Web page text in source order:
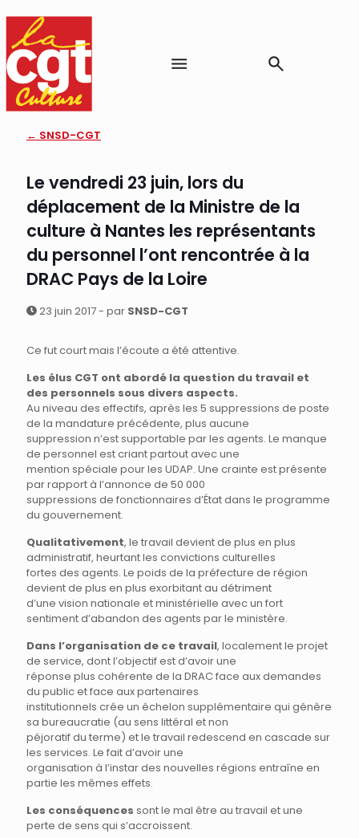
← SNSD-CGT
Le vendredi 23 juin, lors du
déplacement de la Ministre de la
culture à Nantes les représentants
du personnel l’ont rencontrée à la
DRAC Pays de la Loire
23 juin 2017 - par SNSD-CGT
Ce fut court mais l’écoute a été attentive.
Les élus CGT ont abordé la question du travail et
des personnels sous divers aspects.
Au niveau des effectifs, après les 5 suppressions de poste
de la mandature précédente, plus aucune
suppression n’est supportable par les agents. Le manque
de personnel est criant partout avec une
mention spéciale pour les UDAP. Une crainte est présente
par rapport à l’annonce de 50 000
suppressions de fonctionnaires d’État dans le programme
du gouvernement.
Qualitativement, le travail devient de plus en plus
administratif, heurtant les convictions culturelles
fortes des agents. Le poids de la préfecture de région
devient de plus en plus exorbitant au détriment
d’une vision nationale et ministérielle avec un fort
sentiment d’abandon des agents par le ministère.
Dans l’organisation de ce travail, localement le projet
de service, dont l’objectif est d’avoir une
réponse plus cohérente de la DRAC face aux demandes
du public et face aux partenaires
institutionnels crée un échelon supplémentaire qui génère
sa bureaucratie (au sens littéral et non
péjoratif du terme) et le travail redescend en cascade sur
les services. Le fait d’avoir une
organisation à l’instar des nouvelles régions entraîne en
partie les mêmes effets.
Les conséquences sont le mal être au travail et une
perte de sens qui s’accroissent.